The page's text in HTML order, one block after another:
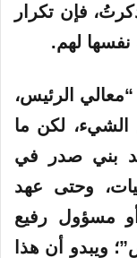
فإن تكرار
نفسها لهم.
الرئيس،
الشيء، لكن ما
بني صدر في
وحتى عهد
مسؤول رفيع
ويبدو أن هذا